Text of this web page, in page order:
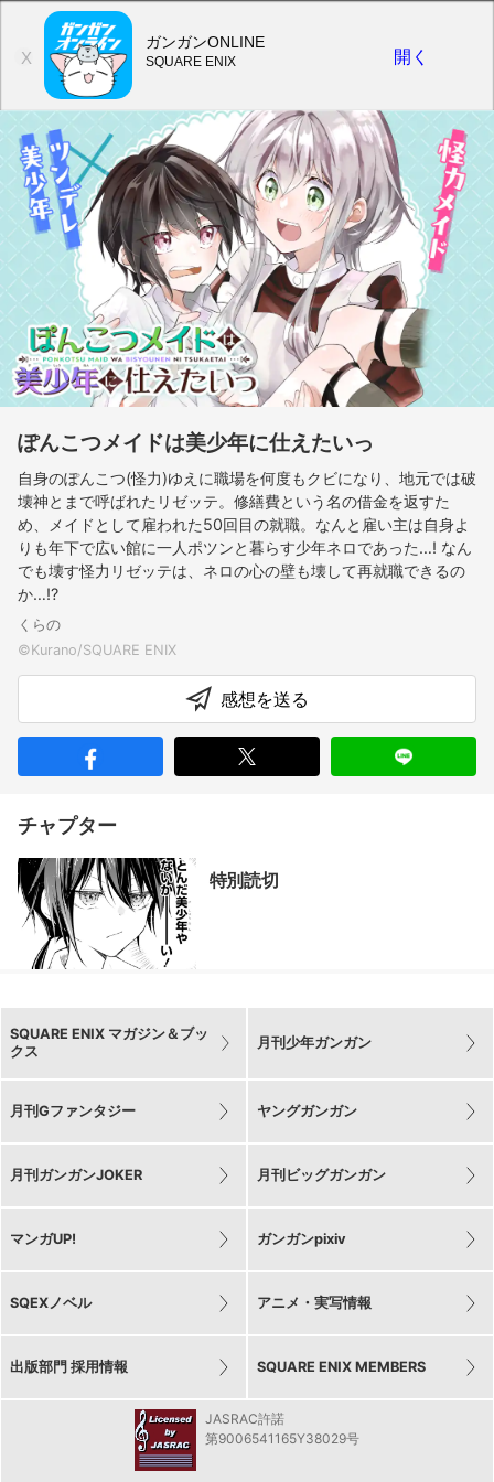
ぽんこつメイドは美少年に仕えたいっ
自身のぽんこつ(怪力)ゆえに職場を何度もクビになり、地元では破
壊神とまで呼ばれたリゼッテ。修繕費という名の借金を返すた
め、メイドとして雇われた50回目の就職。なんと雇い主は自身よ
りも年下で広い館に一人ポツンと暮らす少年ネロであった…! なん
でも壊す怪力リゼッテは、ネロの心の壁も壊して再就職できるの
か…!?
くらの
感想を送る
チャプター
特別読切
SQUARE ENIX マガジン＆ブッ
クス
月刊少年ガンガン
月刊Gファンタジー ヤングガンガン
月刊ガンガンJOKER 月刊ビッグガンガン
マンガUP! ガンガンpixiv
SQEXノベル アニメ・実写情報
出版部門 採用情報 SQUARE ENIX MEMBERS
JASRAC許諾
第9006541165Y38029号
X
ガンガンONLINE
SQUARE ENIX 開く